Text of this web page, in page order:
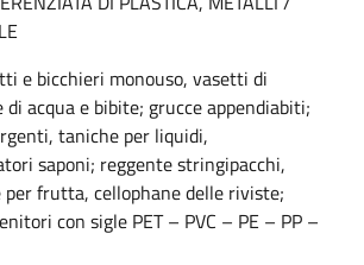
e bicchieri monouso, vasetti di
acqua e bibite; grucce appendiabiti;
taniche per liquidi,
saponi; reggente stringipacchi,
per frutta, cellophane delle riviste;
con sigle PET – PVC – PE – PP –